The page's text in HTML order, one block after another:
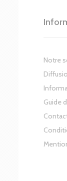
Notre
Guide